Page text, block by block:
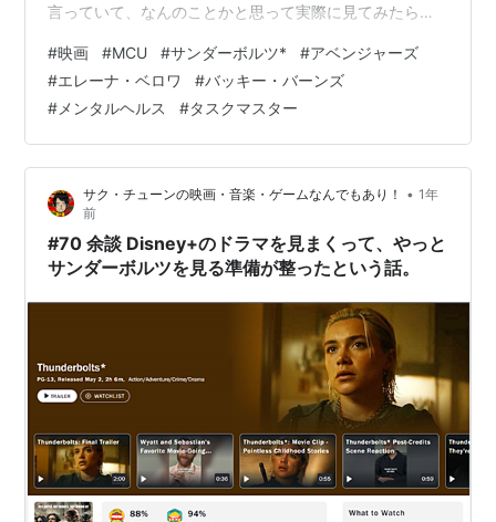
言っていて、なんのことかと思って実際に見てみたら、
キャラクターがどんな能力を持っていたのかもわからず
にああなるとは… タスクマスターの詳細は各人劇場で確
かめてもらうとして、本作の大まかな筋立ては「過去の
清算というか、過去とどう向き合うか」「ひとりで生き
ていくのではなく、仲間とお互いに助け合って生きてい
く」というのが軸だと思います。 …
#映画 #MCU #サンダーボルツ* #アベンジャーズ
#エレーナ・ベロワ #バッキー・バーンズ
# メンタルヘルス #タスクマスター
サク・チューンの映画・音楽・ゲームなんでもあり！ • 1年
前
#70 余談 Disney+のドラマを見まくって、やっと
サンダーボルツを見る準備が整ったという話。